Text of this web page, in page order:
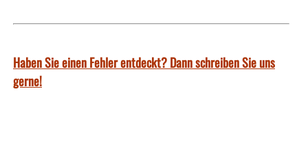
Haben Sie einen Fehler entdeckt? Dann schreiben Sie uns
gerne!